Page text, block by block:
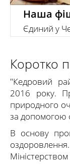
Наша
Єдиний у
Коротко
"Кедровий
2016 року.
природного
за допомогою
В основу